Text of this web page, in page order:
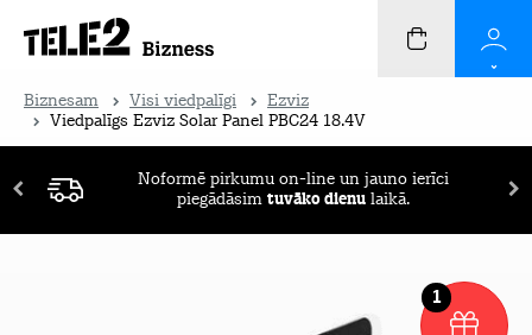
Biznesam Visi viedpalīgi
Ezviz
Viedpalīgs Ezviz Solar Panel PBC24 18.4V
Noformē pirkumu on-line un jauno ierīci
piegādāsim tuvāko dienu laikā.
1